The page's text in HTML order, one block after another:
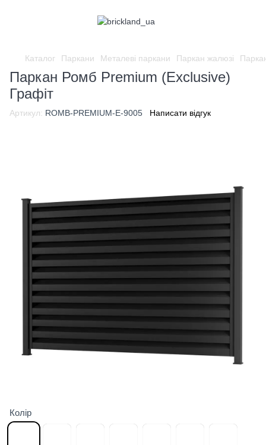
Каталог Паркани Металеві паркани Паркан жалюзі
Паркан Ромб Premium (Exclusive)
Графіт
Артикул: ROMB-PREMIUM-E-9005 Написати відгук
Колір